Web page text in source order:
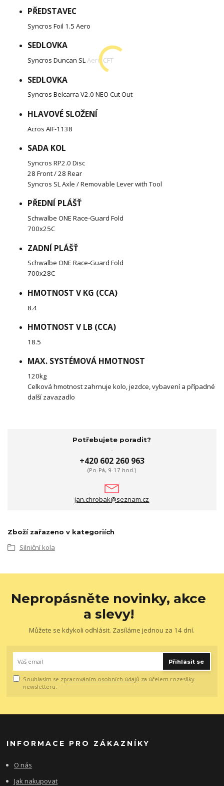
PŘEDSTAVEC
Syncros Foil 1.5 Aero
SEDLOVKA
Syncros Duncan SL Aero CFT
SEDLOVKA
Syncros Belcarra V2.0 NEO Cut Out
HLAVOVÉ SLOŽENÍ
Acros AIF-1138
SADA KOL
Syncros RP2.0 Disc
28 Front / 28 Rear
Syncros SL Axle / Removable Lever with Tool
PŘEDNÍ PLÁŠŤ
Schwalbe ONE Race-Guard Fold
700x25C
ZADNÍ PLÁŠŤ
Schwalbe ONE Race-Guard Fold
700x28C
HMOTNOST V KG (CCA)
8.4
HMOTNOST V LB (CCA)
18.5
MAX. SYSTÉMOVÁ HMOTNOST
120kg
Celková hmotnost zahrnuje kolo, jezdce, vybavení a případné
další zavazadlo
Potřebujete poradit?
+420 602 260 963
(Po-Pá, 9-17 hod.)
jan.chrobak@seznam.cz
Zboží zařazeno v kategoriích
Silniční kola
Nepropásněte novinky, akce
a slevy!
Můžete se kdykoli odhlásit. Zasíláme jednou za 14 dní.
Přihlásit se
Souhlasím se zpracováním osobních údajů za účelem rozesílky
newsletteru.
INFORMACE PRO ZÁKAZNÍKY
O nás
Jak nakupovat